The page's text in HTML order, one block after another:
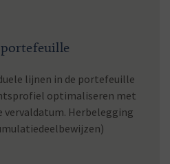
portefeuille
lijnen in de portefeuille
optimaliseren met
vervaldatum. Herbelegging